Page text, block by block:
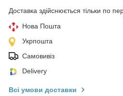
Доставка здійснюється тільки по
Нова Пошта
Укрпошта
Самовивіз
Delivery
Всі умови доставки